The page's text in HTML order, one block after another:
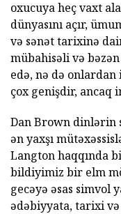
oxucuya heç vaxt
dünyasını açır,
və sənət tarixinə
mübahisəli və
edə, nə də
çox genişdir, ancaq
Dan Brown dinlərin
ən yaxşı
Langton haqqında
bildiyimiz bir elm
gecəyə əsas simvol
ədəbiyyata, tarixi